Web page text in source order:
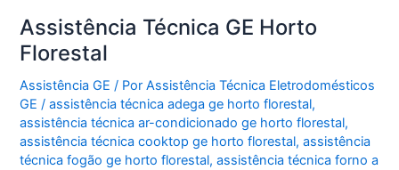
Assistência Técnica GE Horto
Florestal
Assistência GE / PorAssistência Técnica Eletrodomésticos
GE/assistência técnica adega ge horto florestal,
assistência técnica ar-condicionado ge horto florestal,
assistência técnica cooktop ge horto florestal,assistência
técnica fogão ge horto florestal,assistência técnica forno a